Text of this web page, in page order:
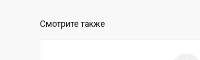
Смотрите также